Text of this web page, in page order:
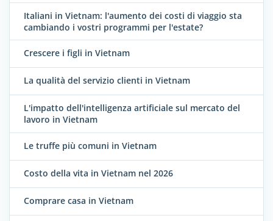
Italiani in Vietnam: l'aumento dei costi di viaggio sta
cambiando i vostri programmi per l'estate?
Crescere i figli in Vietnam
La qualità del servizio clienti in Vietnam
L'impatto dell'intelligenza artificiale sul mercato del
lavoro in Vietnam
Le truffe più comuni in Vietnam
Costo della vita in Vietnam nel 2026
Comprare casa in Vietnam